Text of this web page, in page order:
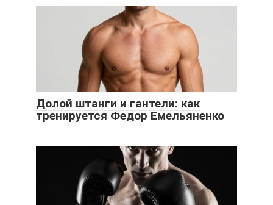
Долой штанги и гантели: как
тренируется Федор Емельяненко